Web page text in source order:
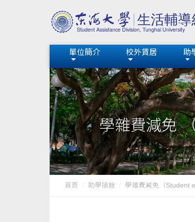
單位簡介 校外賃居 助
學雜費減免
首頁 助學措施 學雜費減免（Student